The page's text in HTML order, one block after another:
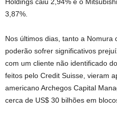
3,87%.
Nos últimos dias, tanto a
poderão sofrer significativos
com um cliente não identificado
feitos pelo Credit Suisse, vieram
americano Archegos Capital
cerca de US$ 30 bilhões em